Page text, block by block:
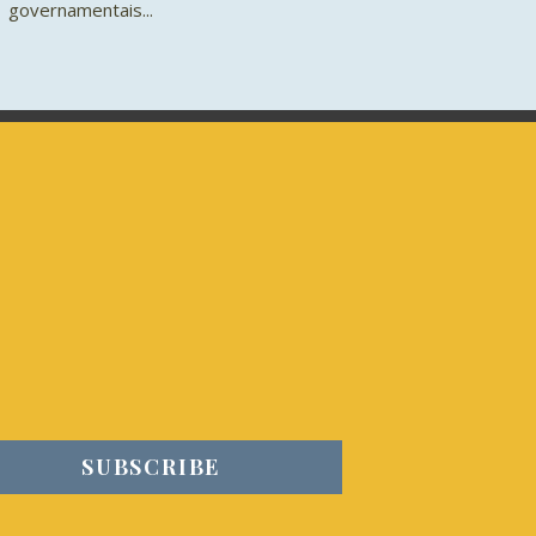
governamentais...